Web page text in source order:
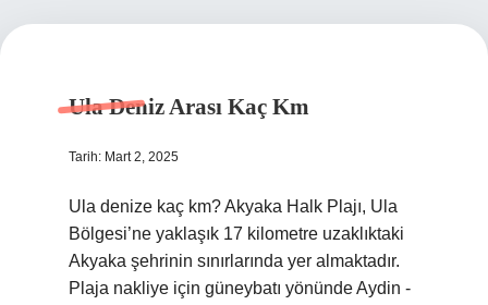
Ula Deniz Arası Kaç Km
Tarih: Mart 2, 2025
Ula denize kaç km? Akyaka Halk Plajı, Ula
Bölgesi’ne yaklaşık 17 kilometre uzaklıktaki
Akyaka şehrinin sınırlarında yer almaktadır.
Plaja nakliye için güneybatı yönünde Aydin -